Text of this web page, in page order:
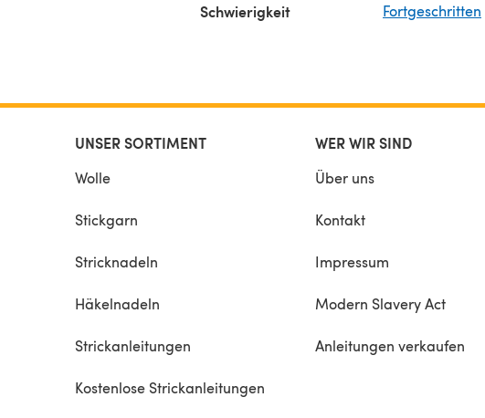
Schwierigkeit Fortgeschritten
UNSER SORTIMENT
Wolle
Stickgarn
Stricknadeln
Häkelnadeln
Strickanleitungen
Kostenlose Strickanleitungen
WER WIR SIND
Über uns
Kontakt
Impressum
Modern Slavery Act
Anleitungen verkaufen